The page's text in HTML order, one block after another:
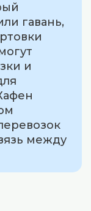
гавань,
и
между